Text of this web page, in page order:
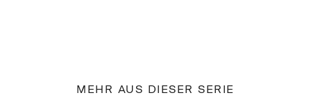
MEHR AUS DIESER SERIE